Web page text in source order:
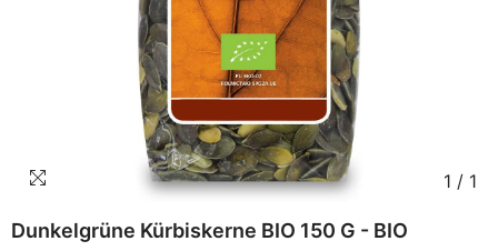
1 / 1
Dunkelgrüne Kürbiskerne BIO 150 G - BIO